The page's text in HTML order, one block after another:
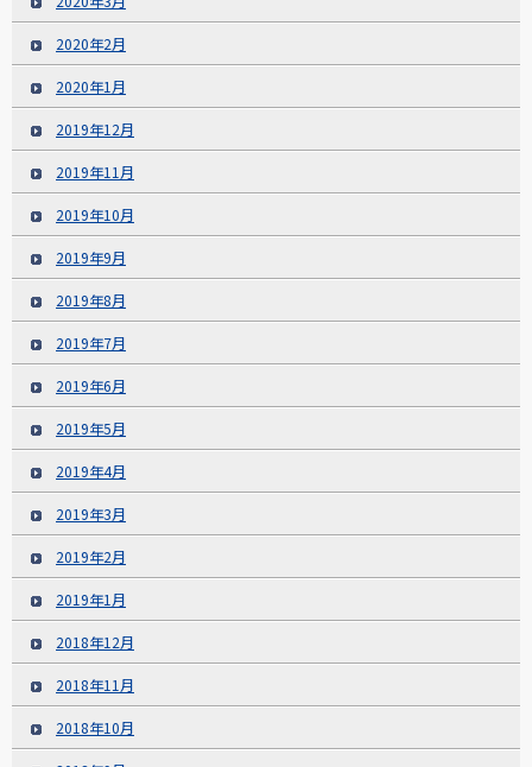
2020年2月
2020年1月
2019年12月
2019年11月
2019年10月
2019年9月
2019年8月
2019年7月
2019年6月
2019年5月
2019年4月
2019年3月
2019年2月
2019年1月
2018年12月
2018年11月
2018年10月